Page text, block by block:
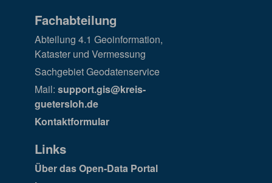
Fachabteilung
Abteilung 4.1 Geoinformation,
Kataster und Vermessung
Sachgebiet Geodatenservice
Mail: support.gis@kreis-
guetersloh.de
Kontaktformular
Links
Über das Open-Data Portal